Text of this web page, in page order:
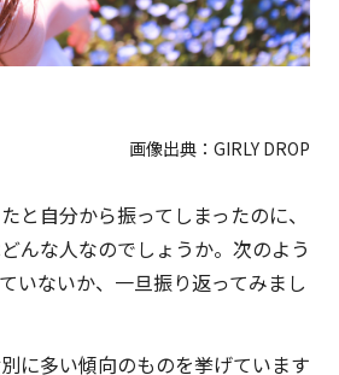
画像出典： GIRLY DROP
と自分から振ってしまったのに、
んな人なのでしょうか。次のよう
いないか、一旦振り返ってみまし
に多い傾向のものを挙げています